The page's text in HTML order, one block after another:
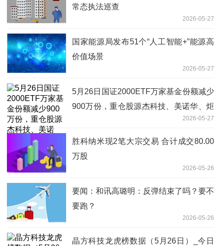
常态执法巡查
2026-05-27
国家能源局发布51个“人工智能+”能源高
价值场景
2026-05-27
5月26日国证2000ETF万家基金份额减少
900万份，重仓股源杰科技、美诺华、炬
2026-05-27
胜科纳米现2笔大宗交易 合计成交80.00
万股
2026-05-26
要闻：和讯高璐明：反弹结束了吗？要不
要跑？
2026-05-26
晶方科技龙虎榜数据（5月26日）_今日